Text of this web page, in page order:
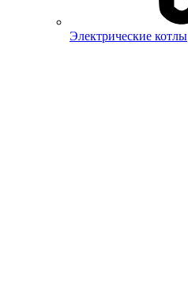
Электрические котлы